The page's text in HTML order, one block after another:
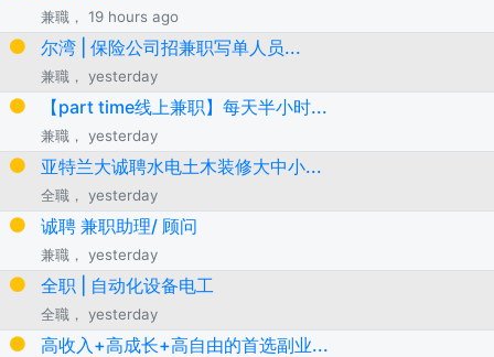
兼職， 19 hours ago
尔湾 | 保险公司招兼职写单人员...
兼職， yesterday
【part time线上兼职】每天半小时...
兼職， yesterday
亚特兰大诚聘水电土木装修大中小...
全職， yesterday
诚聘 兼职助理/ 顾问
兼職， yesterday
全职 | 自动化设备电工
全職， yesterday
高收入+高成长+高自由的首选副业...